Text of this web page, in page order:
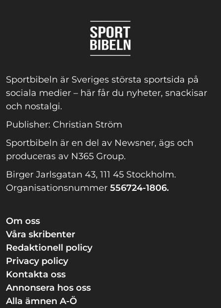
Sportbibeln är Sveriges största sportsida på
sociala medier – här får du nyheter, snackisar
och nostalgi.
Publisher: Christian Ström
Sportbibeln är en del av Newsner, ägs och
produceras av N365 Group.
Birger Jarlsgatan 43, 111 45 Stockholm.
Organisationsnummer 556724-1806.
Om oss
Våra skribenter
Redaktionell policy
Privacy policy
Kontakta oss
Annonsera hos oss
Alla ämnen A-Ö